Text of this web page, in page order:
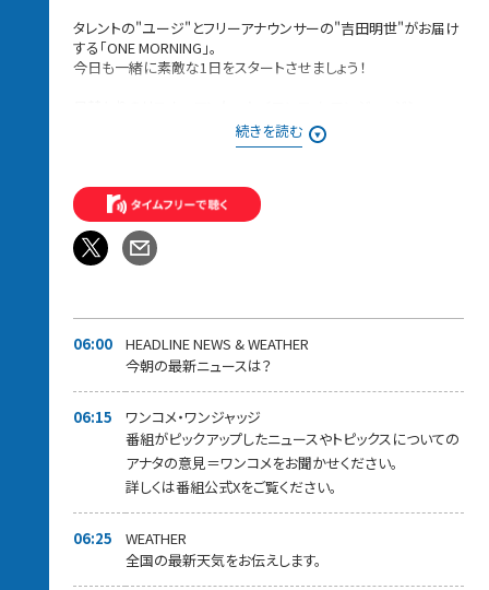
タレントの"ユージ"とフリーアナウンサーの"吉田明世"がお届け
する「ONE MORNING」。
今日も一緒に素敵な1日をスタートさせましょう！
★ONE MORNING 公式Xで実施！★
みなさんからの「BEST HITS REQUEST」もHPから募集中！！
採用された方には番組オリジナルステッカーをプレゼントしてい
ます。
続きを読む
06:00
HEADLINE NEWS & WEATHER
今朝の最新ニュースは？
06:15
ワンコメ・ワンジャッジ
番組がピックアップしたニュースやトピックスについての
アナタの意見＝ワンコメをお聞かせください。
詳しくは番組公式Xをご覧ください。
06:25
WEATHER
全国の最新天気をお伝えします。